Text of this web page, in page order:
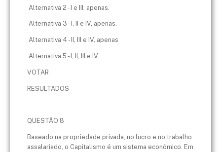
Alternativa 2 - I e III, apenas.
Alternativa 3 - I, II e IV, apenas.
Alternativa 4 - II, III e IV, apenas
Alternativa 5 - I, II, III e IV.
VOTAR
RESULTADOS
QUESTÃO 8
Baseado na propriedade privada, no lucro e no trabalho
assalariado, o Capitalismo é um sistema econômico. Em